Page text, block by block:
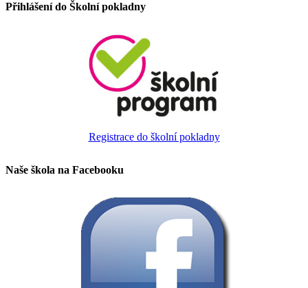
Přihlášení do Školní pokladny
Registrace do školní pokladny
Naše škola na Facebooku